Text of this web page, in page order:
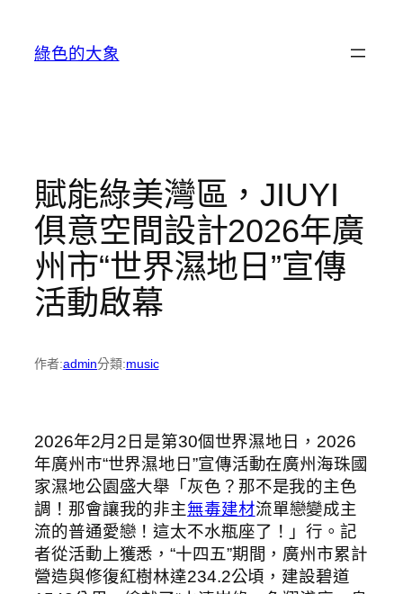
綠色的大象
賦能綠美灣區，JIUYI
俱意空間設計2026年廣
州市“世界濕地日”宣傳
活動啟幕
作者:admin分類:music
2026年2月2日是第30個世界濕地日，2026
年廣州市“世界濕地日”宣傳活動在廣州海珠國
家濕地公園盛大舉「灰色？那不是我的主色
調！那會讓我的非主無毒建材流單戀變成主
流的普通愛戀！這太不水瓶座了！」行。記
者從活動上獲悉，“十四五”期間，廣州市累計
營造與修復紅樹林達234.2公頃，建設碧道